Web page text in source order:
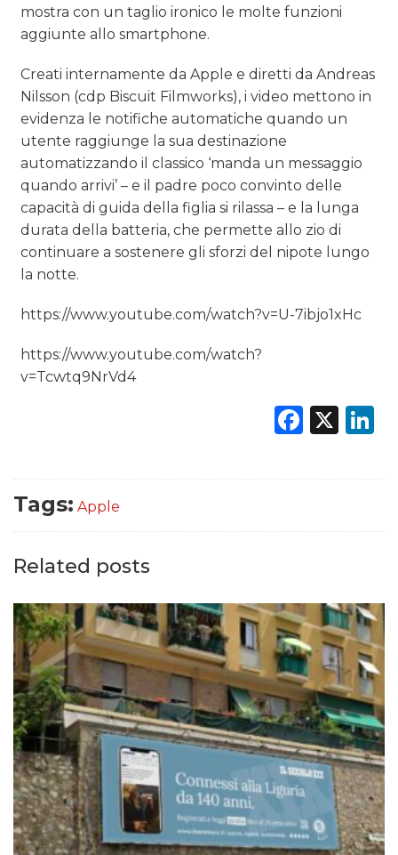
mostra con un taglio ironico le molte funzioni
aggiunte allo smartphone.
Creati internamente da Apple e diretti da Andreas
Nilsson (cdp Biscuit Filmworks), i video mettono in
evidenza le notifiche automatiche quando un
utente raggiunge la sua destinazione
automatizzando il classico ‘manda un messaggio
quando arrivi’ – e il padre poco convinto delle
capacità di guida della figlia si rilassa – e la lunga
durata della batteria, che permette allo zio di
continuare a sostenere gli sforzi del nipote lungo
la notte.
https://www.youtube.com/watch?v=U-7ibjo1xHc
https://www.youtube.com/watch?
v=Tcwtq9NrVd4
X
Tags: Apple
Related posts